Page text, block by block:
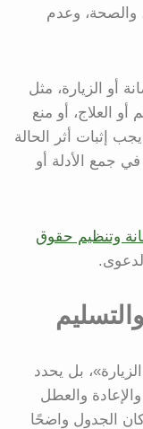
والصحة، وعدم
أو الزيارة، مثل
أو العلاج، أو منع
إثبات أثر الحالة
جمع الأدلة أو
وتنظيم حقوق
بل يحدد
والعطل
الجدول واضحًا